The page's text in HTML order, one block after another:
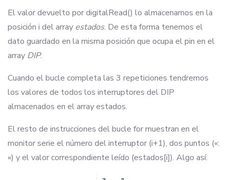
El valor devuelto por digitalRead() lo almacenamos en la
posición i del array estados. De esta forma tenemos el
dato guardado en la misma posición que ocupa el pin en el
array DIP.
Cuando el bucle completa las 3 repeticiones tendremos
los valores de todos los interruptores del DIP
almacenados en el array estados.
El resto de instrucciones del bucle for muestran en el
monitor serie el número del interruptor (i+1), dos puntos («:
«) y el valor correspondiente leído (estados[i]). Algo así: